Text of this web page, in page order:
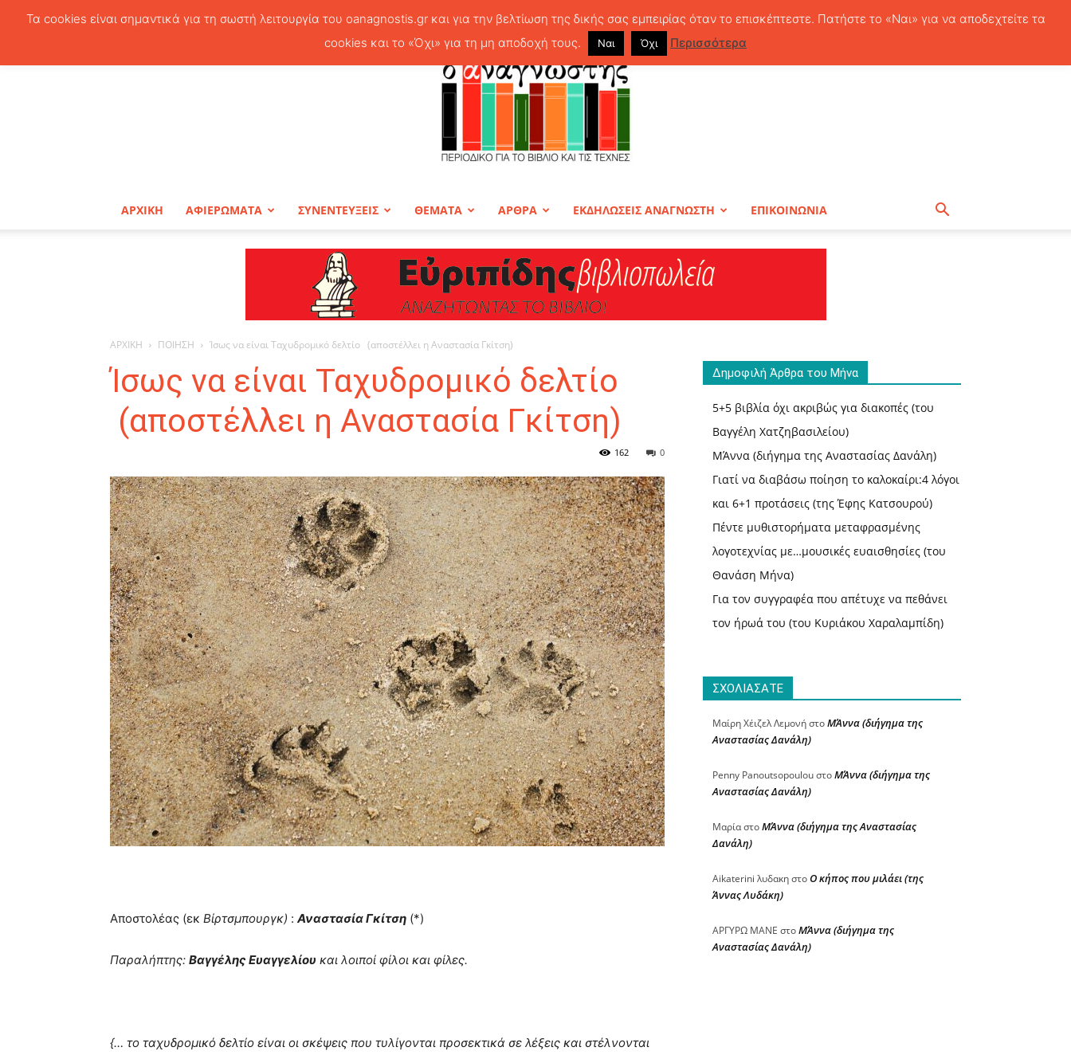
Σάββατο, 8 Αυγούστου, 2026
ΑΝΑΓΝΩΣΤΗΣ
ΓΙΑ
ΤΟ
ΒΙΒΛΙΟ
ΑΡΧΙΚΗ ΑΦΙΕΡΩΜΑΤΑ ΣΥΝΕΝΤΕΥΞΕΙΣ ΘΕΜΑΤΑ ΑΡΘΡΑ ΕΚΔΗΛΩΣΕΙΣ ΑΝΑΓΝΩΣΤΗ ΕΠΙΚΟΙΝΩΝΙΑ
ΑΡΧΙΚΗ ΠΟΙΗΣΗ Ίσως να είναι Ταχυδρομικό δελτίο (αποστέλλει η Αναστασία Γκίτση)
Ίσως να είναι Ταχυδρομικό δελτίο
(αποστέλλει η Αναστασία Γκίτση)
0
162
Αποστολέας (εκ Βίρτσμπουργκ) : Αναστασία Γκίτση (*)
Παραλήπτης: Βαγγέλης Ευαγγελίου και λοιποί φίλοι και φίλες.
{… το ταχυδρομικό δελτίο είναι οι σκέψεις που τυλίγονται προσεκτικά σε λέξεις και στέλνονται
Δημοφιλή Άρθρα του Μήνα
5+5 βιβλία όχι ακριβώς για διακοπές (του
Βαγγέλη Χατζηβασιλείου)
ΜΆννα (διήγημα της Αναστασίας Δανάλη)
Γιατί να διαβάσω ποίηση το καλοκαίρι:4 λόγοι
και 6+1 προτάσεις (της Έφης Κατσουρού)
Πέντε μυθιστορήματα μεταφρασμένης
λογοτεχνίας με…μουσικές ευαισθησίες (του
Θανάση Μήνα)
Για τον συγγραφέα που απέτυχε να πεθάνει
τον ήρωά του (του Κυριάκου Χαραλαμπίδη)
ΣΧΟΛΙΑΣΑΤΕ
Μαίρη Χέιζελ ΛεμονήστοΜΆννα (διήγημα της
Αναστασίας Δανάλη)
Penny PanoutsopoulouστοΜΆννα (διήγημα της
Αναστασίας Δανάλη)
ΜαρίαστοΜΆννα (διήγημα της Αναστασίας
Δανάλη)
Aikaterini λυδακηστοΟ κήπος που μιλάει (της
Άννας Λυδάκη)
ΑΡΓΥΡΩ ΜΑΝΕ στοΜΆννα (διήγημα της
Αναστασίας Δανάλη)
Τα cookies είναι σημαντικά για τη σωστή λειτουργία του oanagnostis.gr και για την βελτίωση της δικής σας εμπειρίας όταν το επισκέπτεστε. Πατήστε το «Ναι» για να αποδεχτείτε τα
cookies και το «Όχι» για τη μη αποδοχή τους.
Ναι Όχι Περισσότερα